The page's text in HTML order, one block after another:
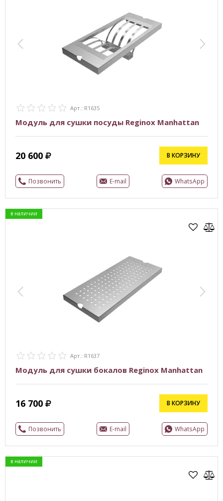
Арт.: R1635
Модуль для сушки посуды Reginox Manhattan
20 600 В КОРЗИНУ
Позвонить E-mail WhatsApp
в наличии
Арт.: R1637
Модуль для сушки бокалов Reginox Manhattan
16 700 В КОРЗИНУ
Позвонить E-mail WhatsApp
в наличии